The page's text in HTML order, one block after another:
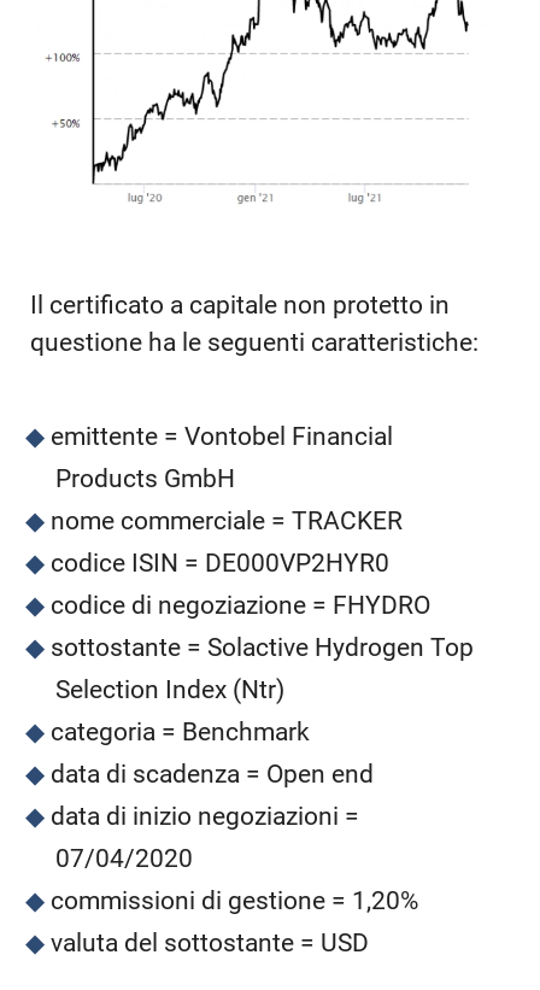
Il certificato a capitale non protetto in
questione ha le seguenti caratteristiche:
emittente = Vontobel Financial
Products GmbH
nome commerciale = TRACKER
codice ISIN = DE000VP2HYR0
codice di negoziazione = FHYDRO
sottostante = Solactive Hydrogen Top
Selection Index (Ntr)
categoria = Benchmark
data di scadenza = Open end
data di inizio negoziazioni =
07/04/2020
commissioni di gestione = 1,20%
valuta del sottostante = USD